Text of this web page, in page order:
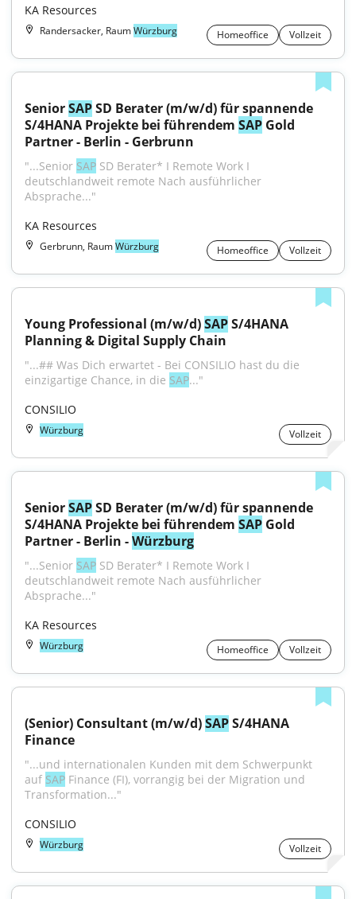
KA Resources
Randersacker, RaumWürzburg Homeoffice Vollzeit
Senior SAP SD Berater (m/w/d) für spannende
S/4HANA Projekte bei führendem SAP Gold
Partner - Berlin - Gerbrunn
"...Senior SAP SD Berater* I Remote Work I
deutschlandweit remote Nach ausführlicher
Absprache..."
KA Resources
Gerbrunn, RaumWürzburg Homeoffice Vollzeit
Young Professional (m/w/d) SAP S/4HANA
Planning & Digital Supply Chain
"...## Was Dich erwartet - Bei CONSILIO hast du die
einzigartige Chance, in die SAP..."
CONSILIO
Würzburg Vollzeit
Senior SAP SD Berater (m/w/d) für spannende
S/4HANA Projekte bei führendem SAP Gold
Partner - Berlin - Würzburg
"...Senior SAP SD Berater* I Remote Work I
deutschlandweit remote Nach ausführlicher
Absprache..."
KA Resources
Würzburg Homeoffice Vollzeit
(Senior) Consultant (m/w/d) SAP S/4HANA
Finance
"...und internationalen Kunden mit dem Schwerpunkt
auf SAP Finance (FI), vorrangig bei der Migration und
Transformation..."
CONSILIO
Würzburg Vollzeit